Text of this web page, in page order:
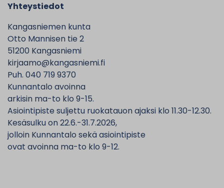
Yhteystiedot
Kangasniemen kunta
Otto Mannisen tie 2
51200 Kangasniemi
kirjaamo@kangasniemi.fi
Puh. 040 719 9370
Kunnantalo avoinna
arkisin ma-to klo 9-15.
Asiointipiste suljettu ruokatauon ajaksi klo 11.30-12.30.
Kesäsulku on 22.6.-31.7.2026,
jolloin Kunnantalo sekä asiointipiste
ovat avoinna ma-to klo 9-12.